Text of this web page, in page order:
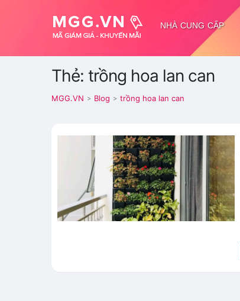
NHÀ CUNG CẤP
Thẻ: trồng hoa lan can
MGG.VN > Blog > trồng hoa lan can